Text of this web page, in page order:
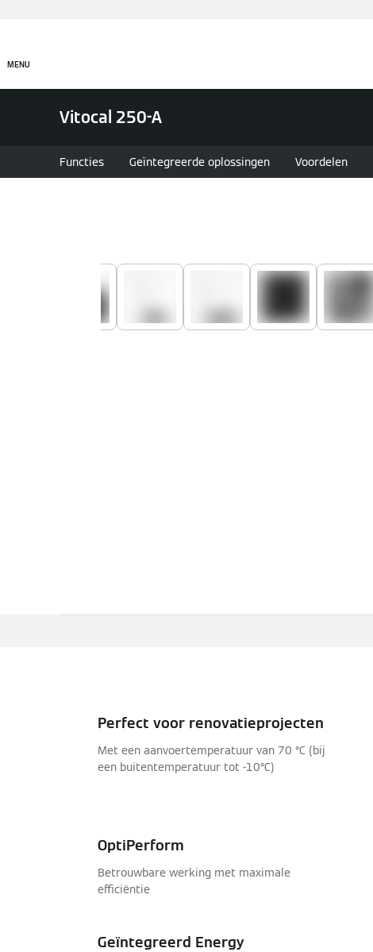
MENU
Vitocal 250-A
Functies Geïntegreerde oplossingen Voordelen
Perfect voor renovatieprojecten
Met een aanvoertemperatuur van 70 °C (bij
een buitentemperatuur tot -10°C)
OptiPerform
Betrouwbare werking met maximale
efficiëntie
Geïntegreerd Energy